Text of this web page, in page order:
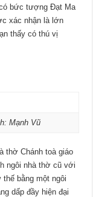
bức tượng Đạt Ma
xác nhận là lớn
thấy có thú vị
Mạnh Vũ
thờ Chánh toà giáo
ngôi nhà thờ cũ với
bằng một ngôi
dấp đầy hiện đại